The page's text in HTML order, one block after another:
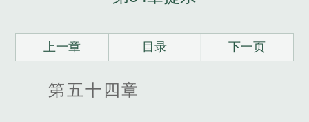
上一章 目录 下一页
第五十四章